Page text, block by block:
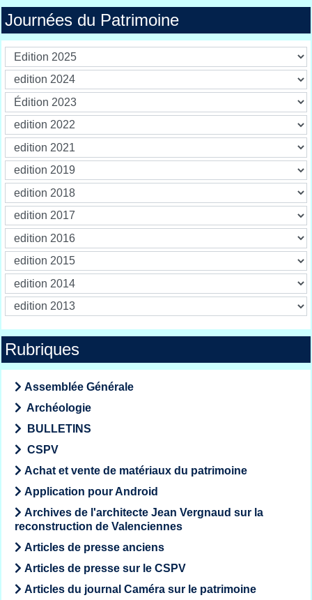
Journées du Patrimoine
Rubriques
Assemblée Générale
Archéologie
BULLETINS
CSPV
Achat et vente de matériaux du patrimoine
Application pour Android
Archives de l'architecte Jean Vergnaud sur la
reconstruction de Valenciennes
Articles de presse anciens
Articles de presse sur le CSPV
Articles du journal Caméra sur le patrimoine